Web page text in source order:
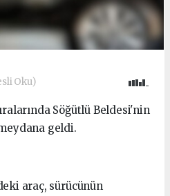
Oku)
Söğütlü Beldesi'nin
meydana geldi.
araç, sürücünün